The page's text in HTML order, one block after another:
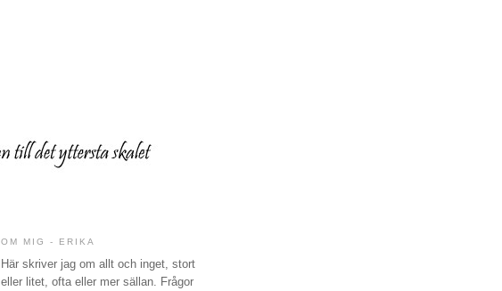
OM MIG - ERIKA
Här skriver jag om allt och inget, stort
eller litet, ofta eller mer sällan. Frågor